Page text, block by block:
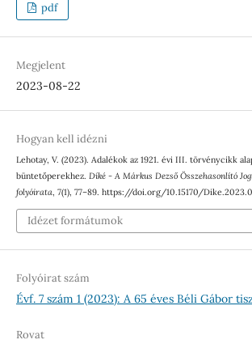
pdf
Megjelent
2023-08-22
Hogyan kell idézni
Lehotay, V. (2023). Adalékok az 1921. évi III. törvénycikk
büntetőperekhez. Díké - A Márkus Dezső Összehasonlító
folyóirata, 7(1), 77–89. https://doi.org/10.15170/
Idézet formátumok
Folyóirat szám
Évf. 7 szám 1 (2023): A 65 éves Béli Gábor
Rovat